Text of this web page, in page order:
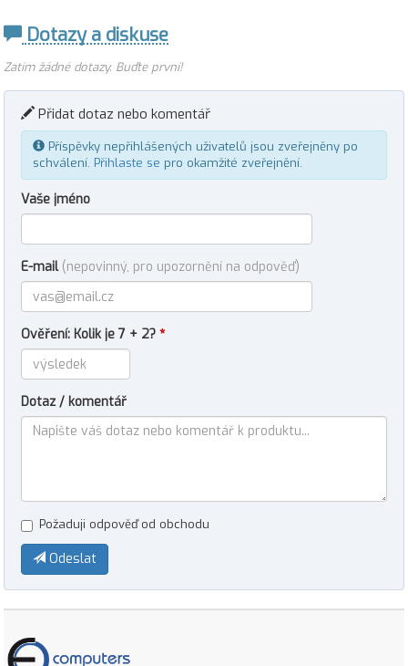
Dotazy a diskuse
Zatím žádné dotazy. Buďte první!
Přidat dotaz nebo komentář
Příspěvky nepřihlášených uživatelů jsou zveřejněny po
schválení. Přihlaste se pro okamžité zveřejnění.
Vaše jméno
E-mail (nepovinný, pro upozornění na odpověď)
Ověření: Kolik je 7 + 2? *
Dotaz / komentář
Požaduji odpověď od obchodu
Odeslat